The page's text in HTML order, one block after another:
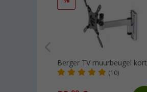
Berger TV muurbeugel kort
(10)